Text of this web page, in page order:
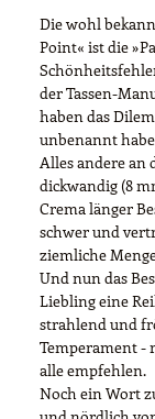
Die wohl
Point« ist die
der Tassen-
haben das
unbenannt
Alles andere an
dickwandig (8
Crema länger
schwer und
ziemliche
Und nun das
Liebling eine
strahlend und
Temperament -
alle empfehlen.
Noch ein Wort